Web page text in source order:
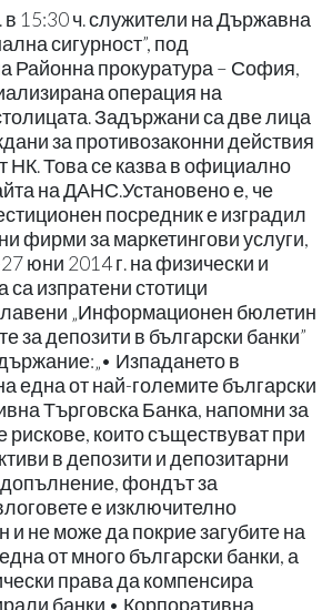
в 15:30 ч. служители на Държавна
сигурност”, под
Районна прокуратура – София,
операция на
Задържани са две лица
за противозаконни действия
НК. Това се казва в официално
на ДАНС.Установено е, че
посредник е изградил
фирми за маркетингови услуги,
юни 2014 г. на физически и
изпратени стотици
„Информационен бюлетин
за депозити в български банки”
Изпадането в
една от най-големите български
Търговска Банка, напомни за
които съществуват при
в депозити и депозитарни
фондът за
е изключително
и не може да покрие загубите на
от много български банки, а
права да компенсира
банки.• Корпоративна